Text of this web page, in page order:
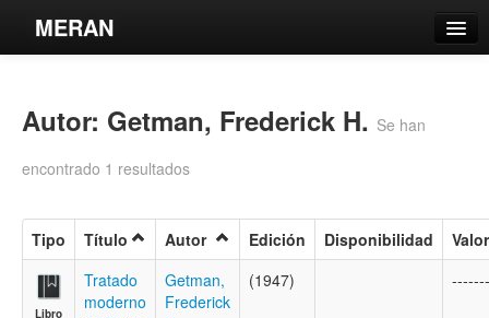
MERAN
Búsqueda Avanzada
Contacto
Autor: Getman, Frederick H. Se han
encontrado 1 resultados
Tipo Título Autor Edición Disponibilidad
Libro
Tratado
moderno
Getman,
Frederick
(1947)